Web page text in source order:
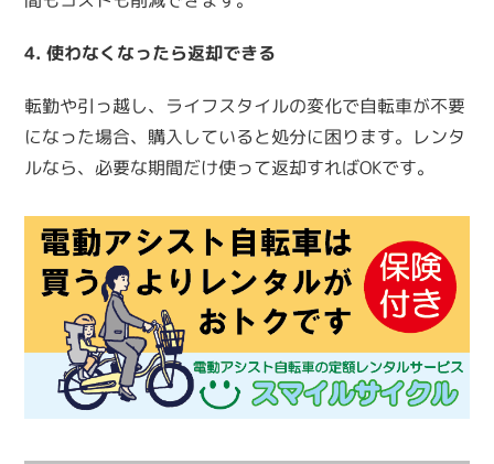
4. 使わなくなったら返却できる
転勤や引っ越し、ライフスタイルの変化で自転車が不要
になった場合、購入していると処分に困ります。レンタ
ルなら、必要な期間だけ使って返却すればOKです。